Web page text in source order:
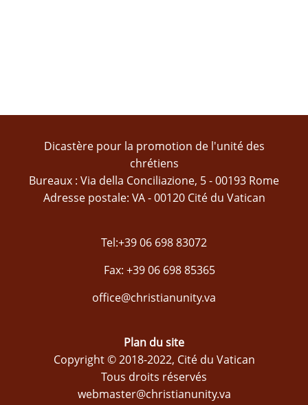
Dicastère pour la promotion de l'unité des
chrétiens
Bureaux : Via della Conciliazione, 5 - 00193 Rome
Adresse postale: VA - 00120 Cité du Vatican
Tel:+39 06 698 83072
Fax: +39 06 698 85365
office@christianunity.va
Plan du site
Copyright © 2018-2022, Cité du Vatican
Tous droits réservés
webmaster@christianunity.va